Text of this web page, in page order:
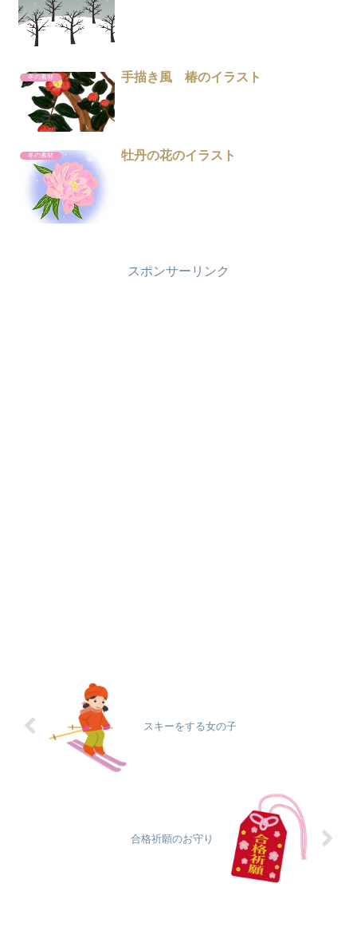
冬の素材 手描き風 椿のイラスト
冬の素材 牡丹の花のイラスト
スポンサーリンク
スキーをする女の子
合格祈願のお守り